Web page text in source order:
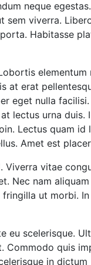
neque
sem viverra.
Habitasse
at erat
eget nulla
lectus urna
Lectus quam
Amet est
vitae
Nec nam
ut morbi.
eu scelerisque.
quis
in